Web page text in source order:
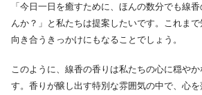
「今日一日を癒すために、ほんの数分でも線
んか？」と私たちは提案したいです。これま
向き合うきっかけにもなることでしょう。
このように、線香の香りは私たちの心に穏や
す。香りが醸し出す特別な雰囲気の中で、心